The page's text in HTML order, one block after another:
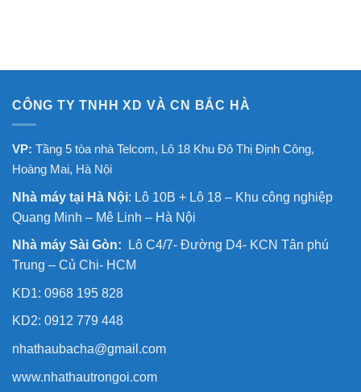
CÔNG TY TNHH XD VÀ CN BẮC HÀ
VP: Tầng 5 tòa nhà Telcom, Lô 18 Khu Đô Thị Định Công,
Hoàng Mai, Hà Nội
Nhà máy tại Hà Nội: Lô 10B + Lô 18 – Khu công nghiệp
Quang Minh – Mê Linh – Hà Nội
Nhà máy Sài Gòn: Lô C4/7- Đường D4- KCN Tân phú
Trung – Củ Chi- HCM
KD1: 0968 195 828
KD2: 0912 779 448
nhathaubacha@gmail.com
www.nhathautrongoi.com